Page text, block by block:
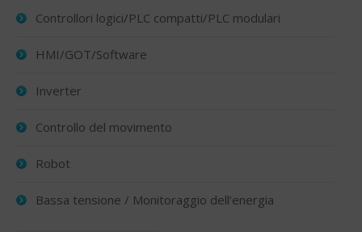
Controllori logici/PLC compatti/PLC modulari
HMI/GOT/Software
Inverter
Controllo del movimento
Robot
Bassa tensione / Monitoraggio dell‘energia